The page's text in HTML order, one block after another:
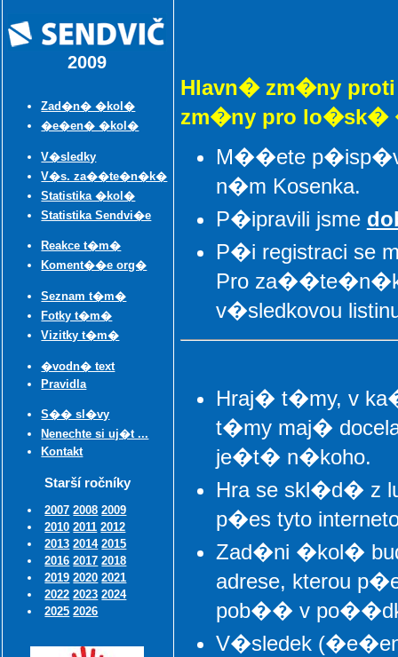
2009
Zad�n� �kol�
�e�en� �kol�
V�sledky
V�s. za��te�n�k�
Statistika �kol�
Statistika Sendvi�e
Reakce t�m�
Koment��e org�
Seznam t�m�
Fotky t�m�
Vizitky t�m�
�vodn� text
Pravidla
S�� sl�vy
Nenechte si uj�t ...
Kontakt
Starší ročníky
2007 2008 2009
2010 2011 2012
2013 2014 2015
2016 2017 2018
2019 2020 2021
2022 2023 2024
2025 2026
Hlavn� zm�ny
zm�ny pro
M��ete
n�m Kosenka.
P�ipravili jsme
P�i registraci
Pro
v�sledkovou
Hraj� t�my, v
t�my maj�
je�t� n�koho.
Hra se skl�d�
p�es tyto
Zad�ni �kol�
adrese, kterou
pob�� v
V�sledek